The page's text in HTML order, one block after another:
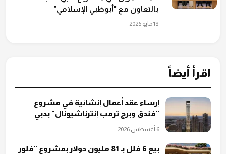
بالتعاون مع "أبوظبي الإسلامي"
18 مايو 2026
اقرأ أيضاً
إرساء عقد أعمال إنشائية في مشروع
"فندق وبرج ترمب إنترناشيونال" بدبي
6 أغسطس 2026
بيع 6 فلل بـ 81 مليون دولار بمشروع "فلور